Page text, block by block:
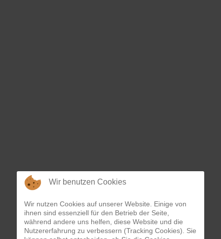
Wir benutzen Cookies
Wir nutzen Cookies auf unserer Website. Einige von
ihnen sind essenziell für den Betrieb der Seite,
während andere uns helfen, diese Website und die
Nutzererfahrung zu verbessern (Tracking Cookies). Sie